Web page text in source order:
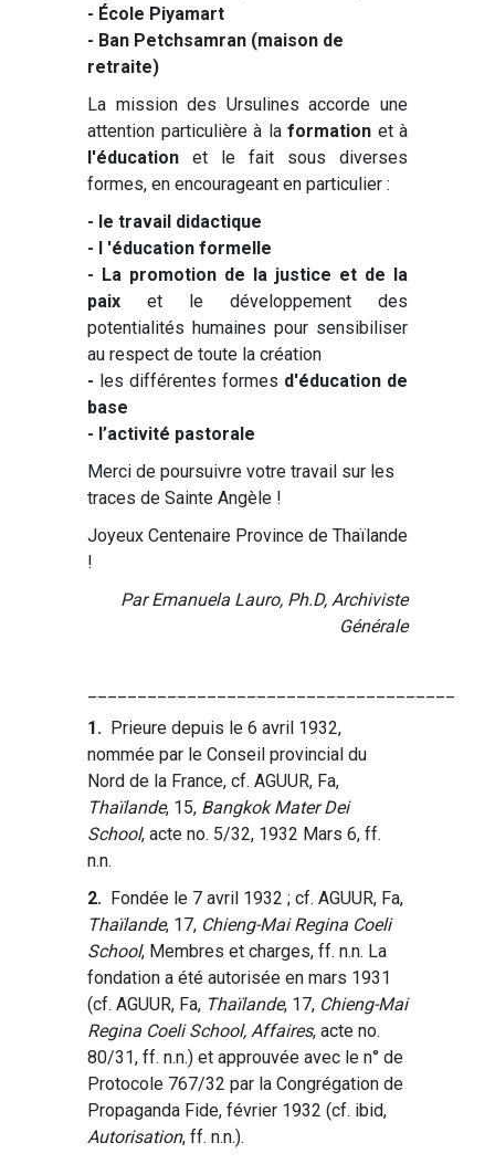
- École Piyamart
- Ban Petchsamran (maison de
retraite)
La mission des Ursulines accorde une
attention particulière à la formation et à
l'éducation et le fait sous diverses
formes, en encourageant en particulier :
- le travail didactique
- l 'éducation formelle
- La promotion de la justice et de la
paix et le développement des
potentialités humaines pour sensibiliser
au respect de toute la création
- les différentes formes d'éducation de
base
- l’activité pastorale
Merci de poursuivre votre travail sur les
traces de Sainte Angèle !
Joyeux Centenaire Province de Thaïlande
!
Par Emanuela Lauro, Ph.D, Archiviste
Générale
1. Prieure depuis le 6 avril 1932,
nommée par le Conseil provincial du
Nord de la France, cf. AGUUR, Fa,
Thaïlande, 15, Bangkok Mater Dei
School, acte no. 5/32, 1932 Mars 6, ff.
n.n.
2. Fondée le 7 avril 1932 ; cf. AGUUR, Fa,
Thaïlande, 17, Chieng-Mai Regina Coeli
School, Membres et charges, ff. n.n. La
fondation a été autorisée en mars 1931
(cf. AGUUR, Fa, Thaïlande, 17, Chieng-Mai
Regina Coeli School, Affaires, acte no.
80/31, ff. n.n.) et approuvée avec le n° de
Protocole 767/32 par la Congrégation de
Propaganda Fide, février 1932 (cf. ibid,
Autorisation, ff. n.n.).